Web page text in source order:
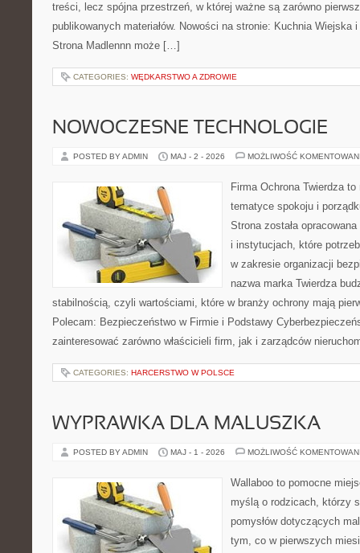
treści, lecz spójna przestrzeń, w której ważne są zarówno
publikowanych materiałów. Nowości na stronie: Kuchnia Wiejska
Strona Madlennn może […]
CATEGORIES: WĘDKARSTWO A ZDROWIE
NOWOCZESNE TECHNOLOGIE
POSTED BY ADMIN MAJ - 2 - 2026 MOŻLIWOŚĆ
Firma Ochrona Twierdza
tematyce spokoju i
Strona została
i instytucjach, które
w zakresie organizacji
nazwa marka Twierdza
stabilnością, czyli wartościami, które w branży ochrony mają
Polecam: Bezpieczeństwo w Firmie i Podstawy
zainteresować zarówno właścicieli firm, jak i zarządców
CATEGORIES: HARCERSTWO W POLSCE
WYPRAWKA DLA MALUSZKA
POSTED BY ADMIN MAJ - 1 - 2026 MOŻLIWOŚĆ
Wallaboo to pomocne
myślą o rodzicach, którzy
pomysłów dotyczących
tym, co w pierwszych